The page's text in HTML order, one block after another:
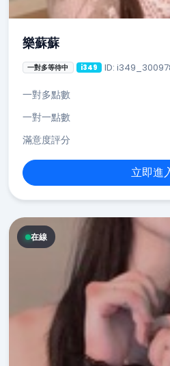
樂蘇蘇
一對多等待中 i349 ID:
一對多點數
一對一點數
滿意度評分
立即進
在線